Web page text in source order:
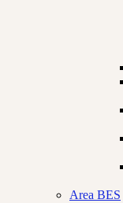
Area BES